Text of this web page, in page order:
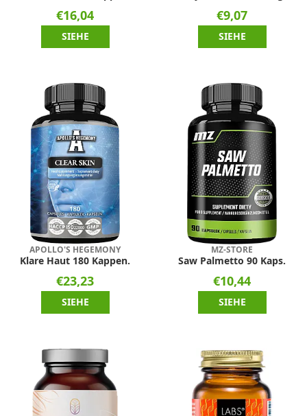
€16,04
SIEHE
€9,07
SIEHE
APOLLO'S HEGEMONY
Klare Haut 180 Kappen.
€23,23
SIEHE
MZ-STORE
Saw Palmetto 90 Kaps.
€10,44
SIEHE